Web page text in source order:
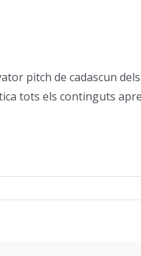
pitch de cadascun
tots els continguts